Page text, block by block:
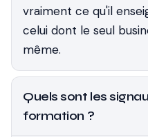
vraiment ce qu'il
celui dont le seul
même.
Quels sont les
formation ?